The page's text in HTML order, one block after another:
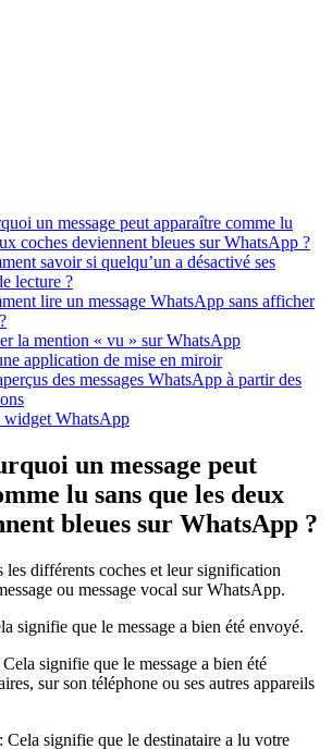
un message peut apparaître comme lu
coches deviennent bleues sur WhatsApp ?
savoir si quelqu’un a désactivé ses
lecture ?
lire un message WhatsApp sans afficher
la mention « vu » sur WhatsApp
application de mise en miroir
des messages WhatsApp à partir des
widget WhatsApp
un message peut
lu sans que les deux
bleues sur WhatsApp ?
les différents coches et leur signification
ou message vocal sur WhatsApp.
signifie que le message a bien été envoyé.
Cela signifie que le message a bien été
sur son téléphone ou ses autres appareils
: Cela signifie que le destinataire a lu votre